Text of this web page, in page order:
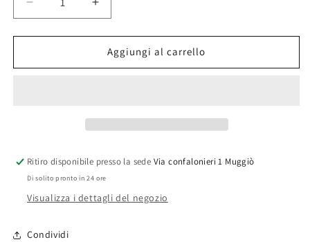
Diminuisci
quantità
per
5
Aumenta
quantità
per
Cerniera
5
Aggiungi al carrello
Ritiro disponibile presso la sede Via confalonieri 1 Muggiò
Di solito pronto in 24 ore
Visualizza i dettagli del negozio
Condividi